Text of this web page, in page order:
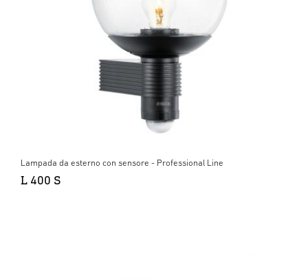
Lampada da esterno con sensore - Professional Line
L 400 S